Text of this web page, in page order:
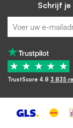
+
Schrijf je
★ ★ ★ ★ ★
TrustScore 4.8 3.835